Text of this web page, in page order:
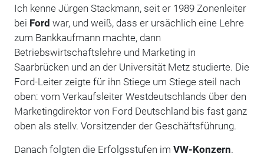
Ich kenne Jürgen Stackmann, seit er 1989 Zonenleiter
bei Ford war, und weiß, dass er ursächlich eine Lehre
zum Bankkaufmann machte, dann
Betriebswirtschaftslehre und Marketing in
Saarbrücken und an der Universität Metz studierte. Die
Ford-Leiter zeigte für ihn Stiege um Stiege steil nach
oben: vom Verkaufsleiter Westdeutschlands über den
Marketingdirektor von Ford Deutschland bis fast ganz
oben als stellv. Vorsitzender der Geschäftsführung.
Danach folgten die Erfolgsstufen im VW-Konzern.